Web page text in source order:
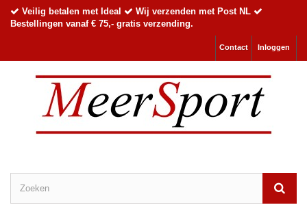
Veilig betalen met Ideal
Wij verzenden met Post NL
Bestellingen vanaf € 75,- gratis verzending.
Inloggen
Contact